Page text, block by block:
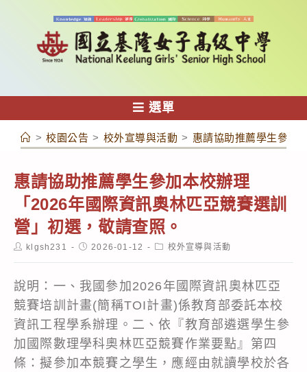
容
選單
> 校園公告 > 校外宣導與活動 > 惠請協助推薦學生參加
惠請協助推薦學生參加本校辦理
「2026年國際資訊奧林匹亞競賽選訓
營」初選，敬請查照。
Postklgsh231
Post2026-01-12
Post校外宣導與活動
說明：一、我國參加2026年國際資訊奧林匹亞
競賽培訓計畫(簡稱TOI計畫)係教育部委託本校
資訊工程學系辦理。二、依『教育部遴選學生參
加國際數理學科奧林匹亞競賽作業要點』第四
條：擬參加本競賽之學生，應經由就讀學校於各